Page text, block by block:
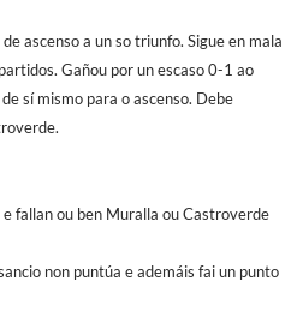
ascenso a un so triunfo. Sigue en mala
Gañou por un escaso 0-1 ao
sí mismo para o ascenso. Debe
fallan ou ben Muralla ou Castroverde
non puntúa e ademáis fai un punto